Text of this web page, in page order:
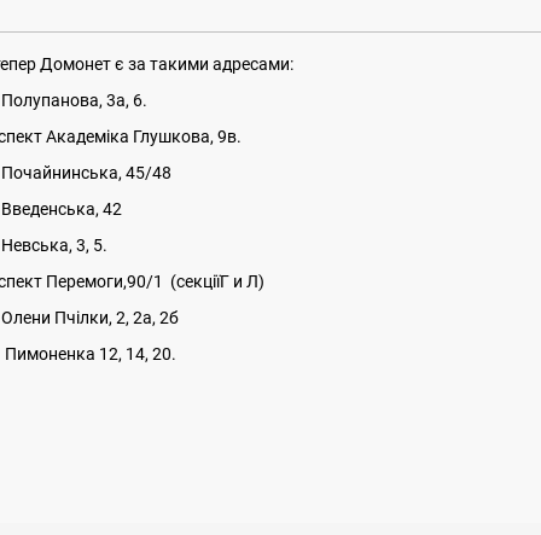
Домонет є за такими адресами:
3а, 6.
Академіка Глушкова, 9в.
45/48
42
3, 5.
Перемоги,90/1 (секціїГ и Л)
Пчілки, 2, 2а, 2б
Пимоненка 12, 14, 20.